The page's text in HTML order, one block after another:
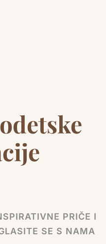
PRIČE I
SE S NAMA